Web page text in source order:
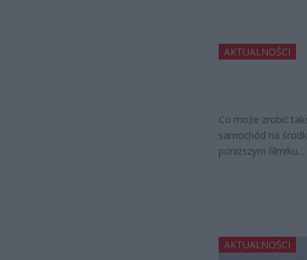
AKTUALNOŚCI
Co może zrobić
samochód na
poniższym
AKTUALNOŚCI